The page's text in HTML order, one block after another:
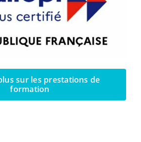
sur les prestations de
formation